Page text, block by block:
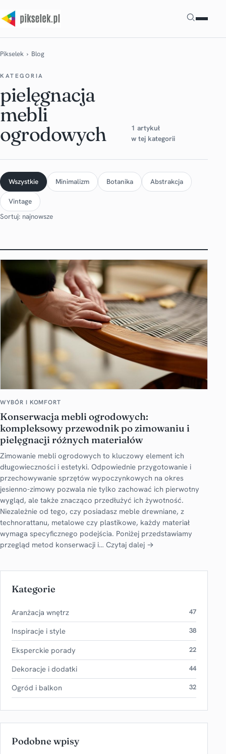
Szukaj
Pikselek › Blog
KATEGORIA
pielęgnacja
mebli
ogrodowych
1 artykuł
w tej kategorii
Wszystkie Minimalizm Botanika Abstrakcja
Vintage
Sortuj: najnowsze
WYBÓR I KOMFORT
Konserwacja mebli ogrodowych:
kompleksowy przewodnik po zimowaniu i
pielęgnacji różnych materiałów
Zimowanie mebli ogrodowych to kluczowy element ich
długowieczności i estetyki. Odpowiednie przygotowanie i
przechowywanie sprzętów wypoczynkowych na okres
jesienno-zimowy pozwala nie tylko zachować ich pierwotny
wygląd, ale także znacząco przedłużyć ich żywotność.
Niezależnie od tego, czy posiadasz meble drewniane, z
technorattanu, metalowe czy plastikowe, każdy materiał
wymaga specyficznego podejścia. Poniżej przedstawiamy
przegląd metod konserwacji i… Czytaj dalej →
Kategorie
Aranżacja wnętrz 47
Inspiracje i style 38
Eksperckie porady 22
Dekoracje i dodatki 44
Ogród i balkon 32
Podobne wpisy